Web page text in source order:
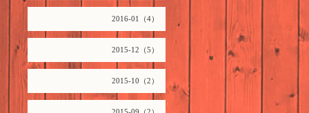
2016-01（4）
2015-12（5）
2015-10（2）